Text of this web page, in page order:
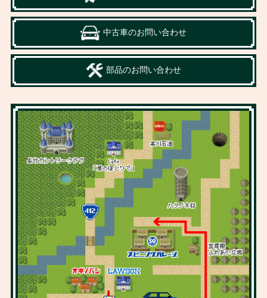
中古車のお問い合わせ
部品のお問い合わせ